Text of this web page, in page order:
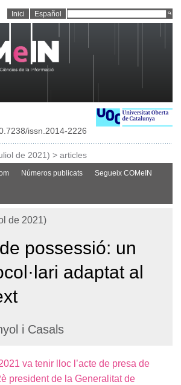
Inici Español
issn.2014-2226
de 2021) > articles
Números publicats Segueix COMeIN
de 2021)
possessió: un
adaptat al
i Casals
va tenir lloc l’acte de presa de
president de la Generalitat de